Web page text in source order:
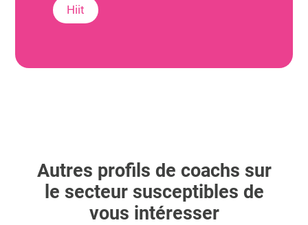
Hiit
Autres profils de coachs sur
le secteur susceptibles de
vous intéresser